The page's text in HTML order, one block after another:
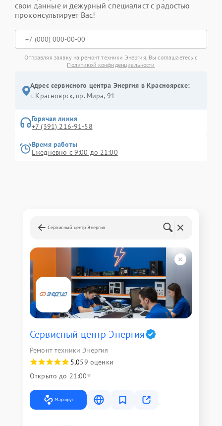
свои данные и дежурный специалист с радостью
проконсультирует Вас!
Отправляя заявку на ремонт техники Энергия, Вы соглашаетесь с
Политикой конфиденциальности
Адрес сервисного центра Энергия в Красноярске:
г. Красноярск, ​пр. Мира, 91
Горячая линия
+7 (391) 216-91-58
Время работы
Ежедневно с 9:00 до 21:00
Сервисный центр Энергия
Сервисный центр Энергия
Ремонт техники Энергия
5,059 оценки
Открыто до 21:00
Маршрут